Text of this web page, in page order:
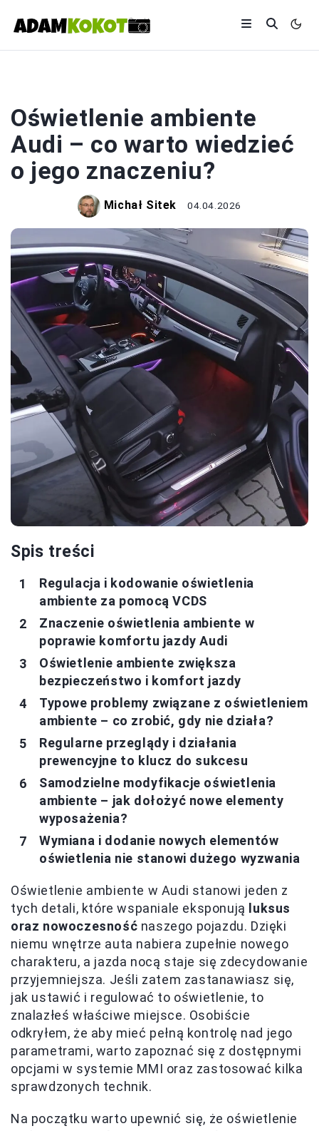
Oświetlenie ambiente
Audi – co warto wiedzieć
o jego znaczeniu?
Michał Sitek 04.04.2026
Spis treści
Regulacja i kodowanie oświetlenia
ambiente za pomocą VCDS
Znaczenie oświetlenia ambiente w
poprawie komfortu jazdy Audi
Oświetlenie ambiente zwiększa
bezpieczeństwo i komfort jazdy
Typowe problemy związane z oświetleniem
ambiente – co zrobić, gdy nie działa?
Regularne przeglądy i działania
prewencyjne to klucz do sukcesu
Samodzielne modyfikacje oświetlenia
ambiente – jak dołożyć nowe elementy
wyposażenia?
Wymiana i dodanie nowych elementów
oświetlenia nie stanowi dużego wyzwania
Oświetlenie ambiente w Audi stanowi jeden z
tych detali, które wspaniale eksponują
luksus
oraz nowoczesność naszego pojazdu. Dzięki
niemu wnętrze auta nabiera zupełnie nowego
charakteru, a jazda nocą staje się zdecydowanie
przyjemniejsza. Jeśli zatem zastanawiasz się,
jak ustawić i regulować to oświetlenie, to
znalazłeś właściwe miejsce. Osobiście
odkryłem, że aby mieć pełną kontrolę nad jego
parametrami, warto zapoznać się z dostępnymi
opcjami w systemie MMI oraz zastosować kilka
sprawdzonych technik.
Na początku warto upewnić się, że oświetlenie